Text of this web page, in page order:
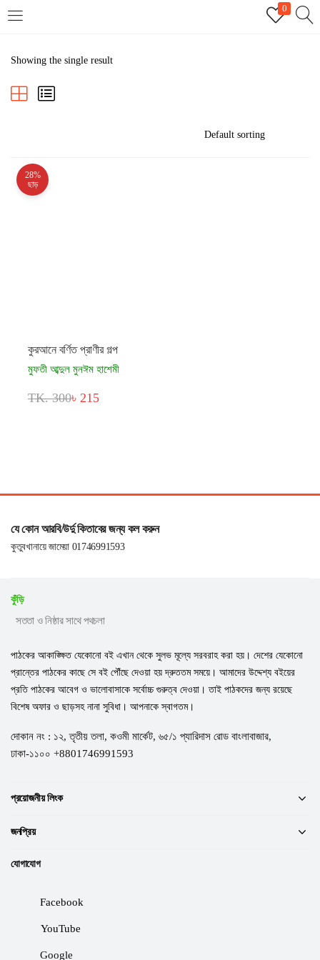
0
REGISTER
Showing the single result
28%
ছাড়
কুরআনে বর্ণিত প্রাণীর গল্প
মুফতী আব্দুল মুনঈম হাশেমী
TK. 300৳ 215
যে কোন আরবি/উর্দু কিতাবের জন্য কল করুন
কুতুবখানায়ে জামেয়া 01746991593
কুঁড়ি
সততা ও নিষ্ঠার সাথে পথচলা
পাঠকের আকাঙ্ক্ষিত যেকোনো বই এখান থেকে সুলভ মূল্যে সরবরাহ করা হয়। দেশের যেকোনো
প্রান্তের পাঠকের কাছে সে বই পৌঁছে দেওয়া হয় দ্রুততম সময়ে। আমাদের উদ্দেশ্য বইয়ের
প্রতি পাঠকের আবেগ ও ভালোবাসাকে সর্বোচ্চ গুরুত্ব দেওয়া। তাই পাঠকদের জন্য রয়েছে
বিশেষ অফার ও ছাড়সহ নানা সুবিধা। আপনাকে স্বাগতম।
দোকান নং : ১২, তৃতীয় তলা, কওমী মার্কেট, ৬৫/১ প্যারিদাস রোড বাংলাবাজার,
ঢাকা-১১০০ +8801746991593
প্রয়োজনীয় লিংক
জনপ্রিয়
যোগাযোগ
Facebook
YouTube
Google